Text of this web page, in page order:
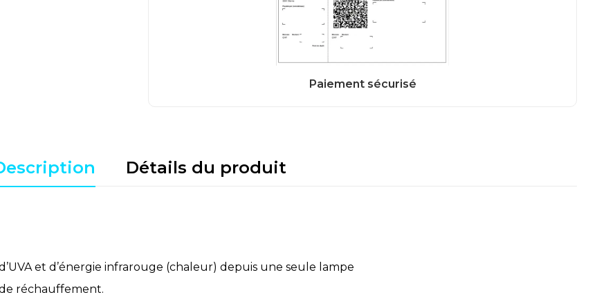
Détails du produit
et d’énergie infrarouge (chaleur) depuis une seule lampe
réchauffement.